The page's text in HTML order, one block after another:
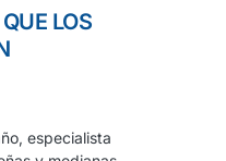
LOS
especialista